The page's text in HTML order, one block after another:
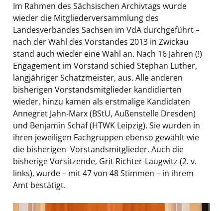
Im Rahmen des Sächsischen Archivtags wurde
wieder die Mitgliederversammlung des
Landesverbandes Sachsen im VdA durchgeführt –
nach der Wahl des Vorstandes 2013 in Zwickau
stand auch wieder eine Wahl an. Nach 16 Jahren (!)
Engagement im Vorstand schied Stephan Luther,
langjähriger Schatzmeister, aus. Alle anderen
bisherigen Vorstandsmitglieder kandidierten
wieder, hinzu kamen als erstmalige Kandidaten
Annegret Jahn-Marx (BStU, Außenstelle Dresden)
und Benjamin Schäf (HTWK Leipzig). Sie wurden in
ihren jeweiligen Fachgruppen ebenso gewählt wie
die bisherigen Vorstandsmitglieder. Auch die
bisherige Vorsitzende, Grit Richter-Laugwitz (2. v.
links), wurde – mit 47 von 48 Stimmen – in ihrem
Amt bestätigt.